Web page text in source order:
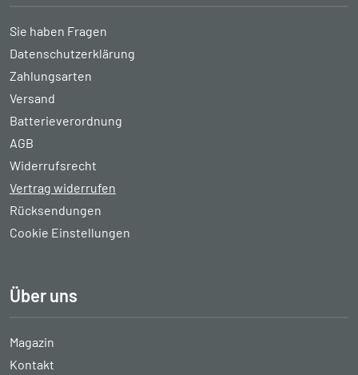
Sie haben Fragen
Datenschutzerklärung
Zahlungsarten
Versand
Batterieverordnung
AGB
Widerrufsrecht
Vertrag widerrufen
Rücksendungen
Cookie Einstellungen
Über uns
Magazin
Kontakt